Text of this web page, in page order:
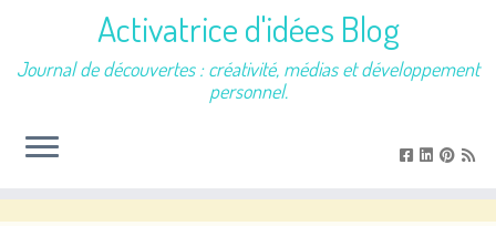
Activatrice d'idées Blog
Journal de découvertes : créativité, médias et développement
personnel.